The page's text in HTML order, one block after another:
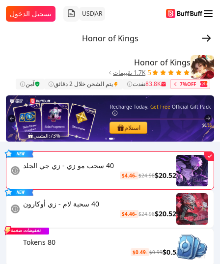
AR
USD تسجيل الدخول
Honor of Kings
Honor of Kings
5 1.7K تقييمات
7%OFF
83.8Kنفدت يتم الشحن خلال 2 دقائق آمن
المتبقي:73%
Recharge Today, Get Free Official Gift Pack
استلام $0/$5
1
2
40 سحب مو زي - زي جي الجلد
$20.52
$24.98
-$4.46
40 سحبة لام - زي أوكارون
$20.52
$24.98
-$4.46
80 Tokens
$0.5
$0.99
-$0.49
تخفيضات ضخمة